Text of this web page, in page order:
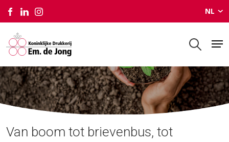
NL
Van boom tot brievenbus, tot